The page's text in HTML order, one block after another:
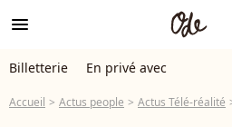
menu
Billetterie En privé avec
Accueil Actus people Actus Télé-réalité